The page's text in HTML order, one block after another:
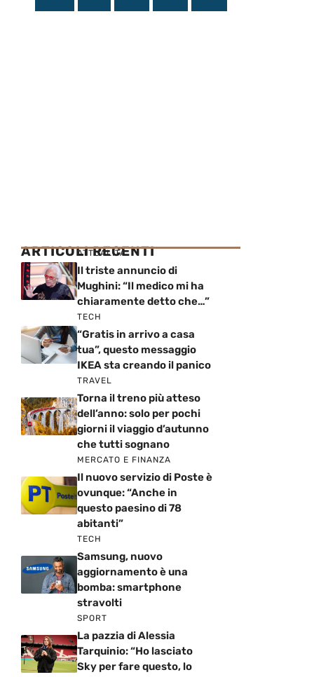
ARTICOLI RECENTI
ATTUALITÀ
Il triste annuncio di
Mughini: “Il medico mi ha
chiaramente detto che…”
TECH
“Gratis in arrivo a casa
tua”, questo messaggio
IKEA sta creando il panico
TRAVEL
Torna il treno più atteso
dell’anno: solo per pochi
giorni il viaggio d’autunno
che tutti sognano
MERCATO E FINANZA
Il nuovo servizio di Poste è
ovunque: “Anche in
questo paesino di 78
abitanti”
TECH
Samsung, nuovo
aggiornamento è una
bomba: smartphone
stravolti
SPORT
La pazzia di Alessia
Tarquinio: “Ho lasciato
Sky per fare questo, lo